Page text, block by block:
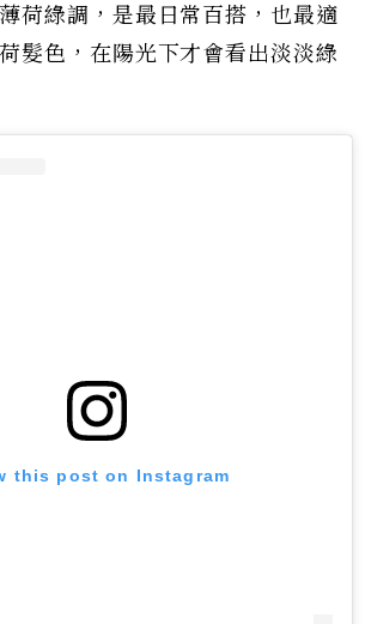
荷綠調，是最日常百搭，也最適
髮色，在陽光下才會看出淡淡綠
this post on Instagram